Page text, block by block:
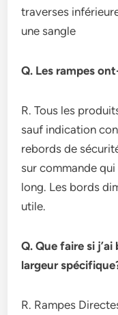
traverses
une sangle
Q. Les rampes
R. Tous les
sauf indication
rebords de
sur commande
long. Les bords
utile.
Q. Que faire si
largeur
R. Rampes